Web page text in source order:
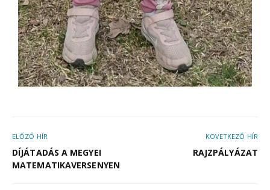
ELŐZŐ HÍR
DÍJÁTADÁS A MEGYEI
MATEMATIKAVERSENYEN
KÖVETKEZŐ HÍR
RAJZPÁLYÁZAT